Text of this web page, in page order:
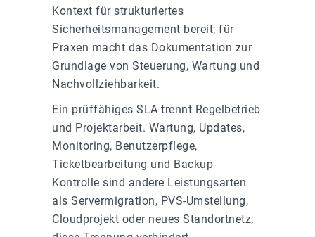
Kontext für strukturiertes
Sicherheitsmanagement bereit; für
Praxen macht das Dokumentation zur
Grundlage von Steuerung, Wartung und
Nachvollziehbarkeit.
Ein prüffähiges SLA trennt Regelbetrieb
und Projektarbeit. Wartung, Updates,
Monitoring, Benutzerpflege,
Ticketbearbeitung und Backup-
Kontrolle sind andere Leistungsarten
als Servermigration, PVS-Umstellung,
Cloudprojekt oder neues Standortnetz;